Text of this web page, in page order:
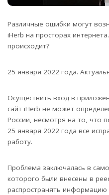
Различные ошибки могут
iHerb на просторах
происходит?
25 января 2022 года.
Осуществить вход в
сайт iHerb не может
России, несмотря на то, что
25 января 2022 года все
работу.
Проблема заключалась в
которого были внесены в
распространять информацию